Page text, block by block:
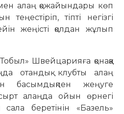
алаң қожайындары көп
тіпті негізгі
жеңісті қолдан жұлып
Швейцарияға қонаққа
отандық клубты алаң
басымдықпен жеңуге
алаңда ойын өрнегі
беретінін «Базель»